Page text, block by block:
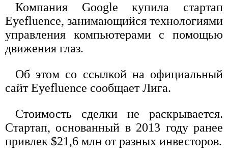
Компания Google купила стартап
Eyefluence, занимающийся технологиями
управления компьютерами с помощью
движения глаз.
Об этом со ссылкой на официальный
сайт Eyefluence сообщает Лига.
Стоимость сделки не раскрывается.
Стартап, основанный в 2013 году ранее
привлек $21,6 млн от разных инвесторов.